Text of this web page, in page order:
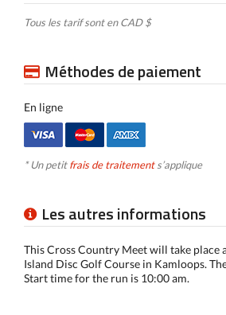
Tous les tarif sont en CAD $
Méthodes de paiement
En ligne
* Un petitfrais de traitements’applique
Les autres informations
This Cross Country Meet will take
Island Disc Golf Course in Kamloops.
Start time for the run is 10:00 am.